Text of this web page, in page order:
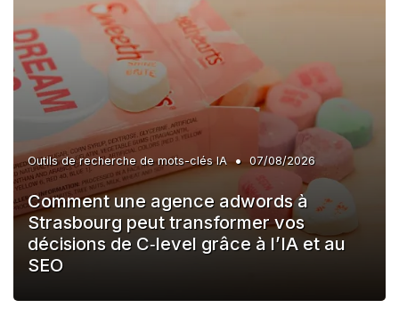
Outils de recherche de mots-clés IA • 07/08/2026
Comment une agence adwords à
Strasbourg peut transformer vos
décisions de C‑level grâce à l’IA et au
SEO